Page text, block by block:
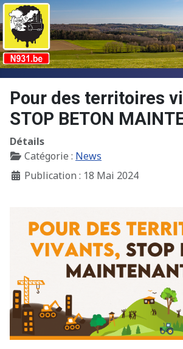
Pour des territoires
STOP BETON
Détails
Catégorie : News
Publication : 18 Mai 2024